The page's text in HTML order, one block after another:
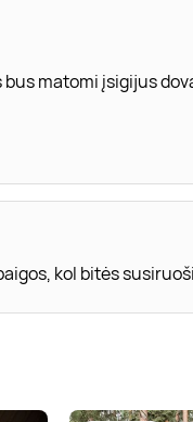
matomi įsigijus
kol bitės